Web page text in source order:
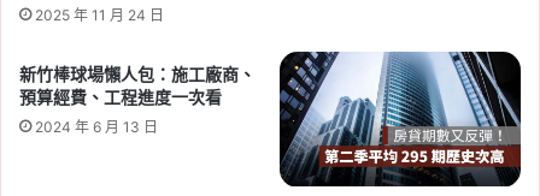
戶，申請時間/資格/文
件/租金/房型一次看
新北,新北市,新北市建案,新北市
社會住宅,社宅,社會住宅,社會住宅抽
社會住宅申請,社會住宅申請資格
2025 年 11 月 24 日
新竹棒球場懶人包：施工廠商、
預算經費、工程進度一次看
2024 年 6 月 13 日